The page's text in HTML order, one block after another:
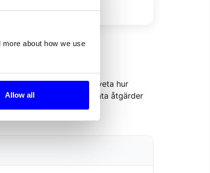
about how we use
Allow all
Därför är det bra att veta hur
också länkar till relevanta åtgärder